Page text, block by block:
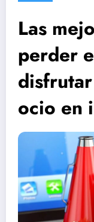
Las
perder
ocio en